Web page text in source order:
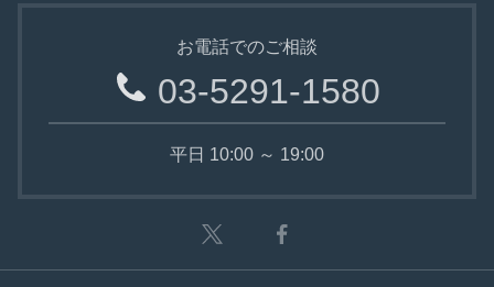
お電話でのご相談
03-5291-1580
平日 10:00 ～ 19:00